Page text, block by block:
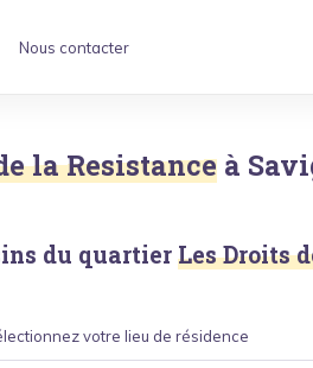
Nous contacter
la Resistance à
du quartier Les Droits
votre lieu de résidence